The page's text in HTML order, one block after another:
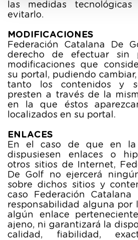
las medidas tecnológicas
evitarlo.
MODIFICACIONES
Federación Catalana De
derecho de efectuar sin
modificaciones que
su portal, pudiendo
tanto los contenidos y
presten a través de la
en la que éstos
localizados en su portal.
ENLACES
En el caso de que en la
dispusiesen enlaces o
otros sitios de Internet,
De Golf no ejercerá
sobre dichos sitios y
caso Federación Catalana
responsabilidad alguna por
algún enlace
ajeno, ni garantizará la
calidad, fiabilidad,